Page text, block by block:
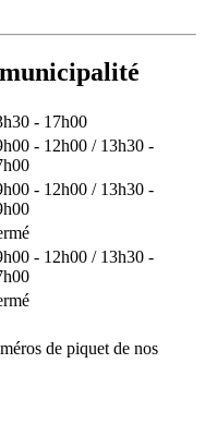
- 17h00
- 12h00 / 13h30 -
- 12h00 / 13h30 -
- 12h00 / 13h30 -
de piquet de nos